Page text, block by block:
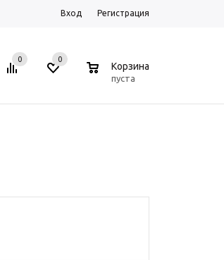
Вход Регистрация
0 0
Корзина
пуста